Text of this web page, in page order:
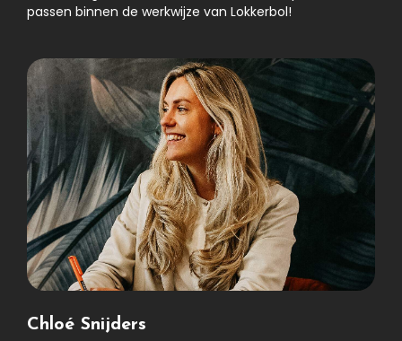
passen binnen de werkwijze van Lokkerbol!
Chloé Snijders